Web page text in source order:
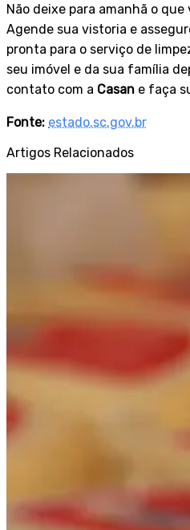
Não deixe para amanhã o
Agende sua vistoria e
pronta para o serviço de
seu imóvel e da sua família
contato com a Casan e faça
Fonte: estado.sc.gov.br
Artigos Relacionados